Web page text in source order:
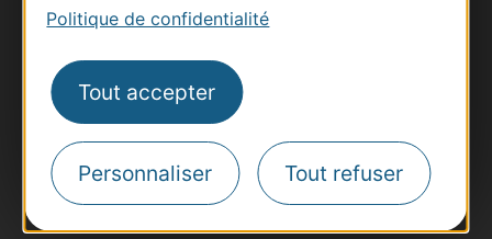
Politique de confidentialité
Tout accepter
Personnaliser Tout refuser
Business/Mice
Pros d'Occitanie
Site presse et d'influence
Voyagistes
Destination Sport